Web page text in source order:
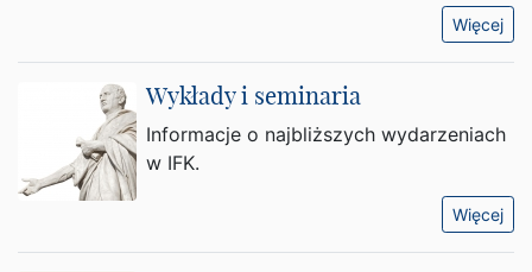
Więcej
Wykłady i seminaria
Informacje o najbliższych wydarzeniach
w IFK.
Więcej